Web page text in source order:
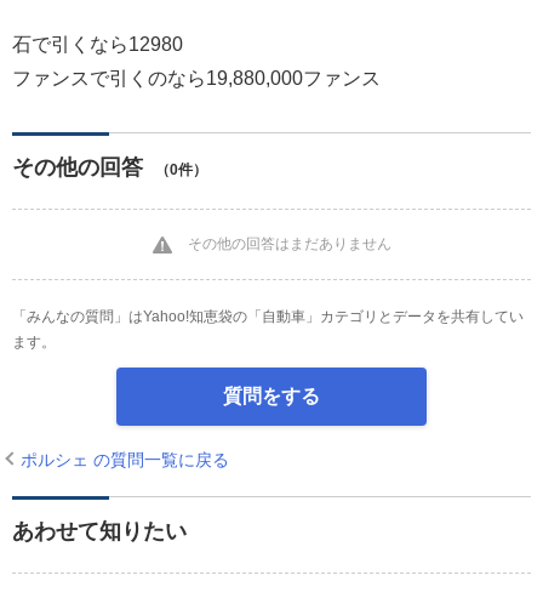
石で引くなら12980
ファンスで引くのなら19,880,000ファンス
その他の回答 （0件）
その他の回答はまだありません
「みんなの質問」はYahoo!知恵袋の「自動車」カテゴリとデータを共有してい
ます。
質問をする
ポルシェ の質問一覧に戻る
あわせて知りたい